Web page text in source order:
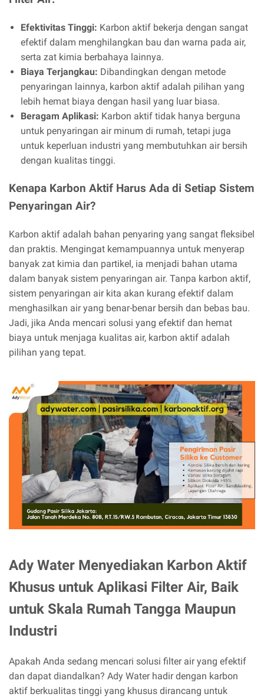
Efektivitas Tinggi: Karbon aktif bekerja dengan sangat
efektif dalam menghilangkan bau dan warna pada air,
serta zat kimia berbahaya lainnya.
Biaya Terjangkau: Dibandingkan dengan metode
penyaringan lainnya, karbon aktif adalah pilihan yang
lebih hemat biaya dengan hasil yang luar biasa.
Beragam Aplikasi: Karbon aktif tidak hanya berguna
untuk penyaringan air minum di rumah, tetapi juga
untuk keperluan industri yang membutuhkan air bersih
dengan kualitas tinggi.
Kenapa Karbon Aktif Harus Ada di Setiap Sistem
Penyaringan Air?
Karbon aktif adalah bahan penyaring yang sangat fleksibel
dan praktis. Mengingat kemampuannya untuk menyerap
banyak zat kimia dan partikel, ia menjadi bahan utama
dalam banyak sistem penyaringan air. Tanpa karbon aktif,
sistem penyaringan air kita akan kurang efektif dalam
menghasilkan air yang benar-benar bersih dan bebas bau.
Jadi, jika Anda mencari solusi yang efektif dan hemat
biaya untuk menjaga kualitas air, karbon aktif adalah
pilihan yang tepat.
Ady Water Menyediakan Karbon Aktif
Khusus untuk Aplikasi Filter Air, Baik
untuk Skala Rumah Tangga Maupun
Industri
Apakah Anda sedang mencari solusi filter air yang efektif
dan dapat diandalkan? Ady Water hadir dengan karbon
aktif berkualitas tinggi yang khusus dirancang untuk